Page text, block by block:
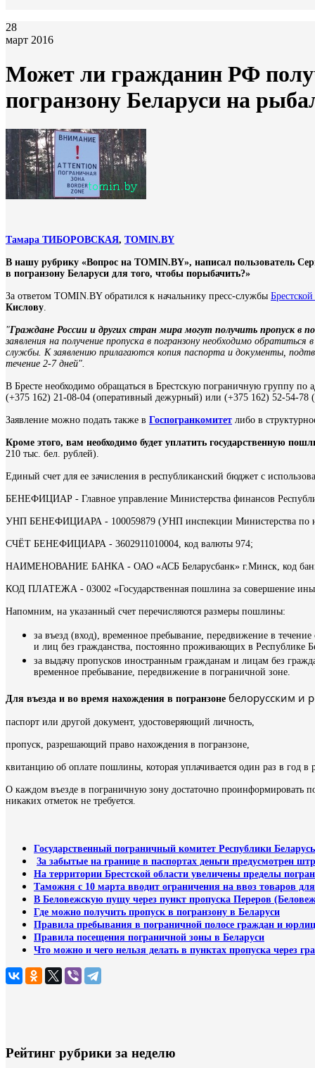
28
март 2016
Может ли гражданин РФ
погранзону Беларуси на
Тамара ТИБОРОВСКАЯ, TOMIN.BY
В нашу рубрику «Вопрос на TOMIN.BY», написал пользователь
в погранзону Беларуси для того, чтобы порыбачить?»
За ответом TOMIN.BY обратился к начальнику пресс-службы
Кислову
"Граждане России и других стран мира могут получить пропуск в
заявления на получение пропуска в погранзону необходимо
службы. К заявлению прилагаются копия паспорта и документы,
течение 2-7 дней"
В Бресте необходимо обращаться в Брестскую пограничную группу по
(+375 162) 21-08-04 (оперативный дежурный) или (+375 162) 52-54-78
Заявление можно подать также в Госпогранкомитет либо в
Кроме этого, вам необходимо будет уплатить государственную
210 тыс. бел. рублей)
Единый счет для ее зачисления в республиканский бюджет с
БЕНЕФИЦИАР - Главное управление Министерства финансов
УНП БЕНЕФИЦИАРА - 100059879 (УНП инспекции Министерства по
СЧЁТ БЕНЕФИЦИАРА - 3602911010004, код валюты 974;
НАИМЕНОВАНИЕ БАНКА - ОАО «АСБ Беларусбанк» г.Минск, код
КОД ПЛАТЕЖА - 03002 «Государственная пошлина за совершение
Напомним, на указанный счет перечисляются размеры пошлины:
за въезд (вход), временное пребывание, передвижение в
и лиц без гражданства, постоянно проживающих в Республике
за выдачу пропусков иностранным гражданам и лицам без
временное пребывание, передвижение в пограничной зоне.
Для въезда и во время нахождения в погранзоне белорусским и
паспорт или другой документ, удостоверяющий личность,
пропуск, разрешающий право нахождения в погранзоне,
квитанцию об оплате пошлины, которая уплачивается один раз в год
О каждом въезде в пограничную зону достаточно проинформировать
никаких отметок не требуется.
Государственный пограничный комитет Республики
За забытые на границе в паспортах деньги предусмотрен
На территории Брестской области увеличены пределы
Таможня с 10 марта вводит ограничения на ввоз товаров
В Беловежскую пущу через пункт пропуска Переров
Где можно получить пропуск в погранзону в Беларуси
Правила пребывания в пограничной полосе граждан и юрлиц
Правила посещения пограничной зоны в Беларуси
Что можно и чего нельзя делать в пунктах пропуска через
Рейтинг рубрики за неделю